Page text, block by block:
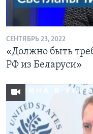
СЕНТЯБРЬ 23, 2022
«Должно быть
РФ из Беларуси»